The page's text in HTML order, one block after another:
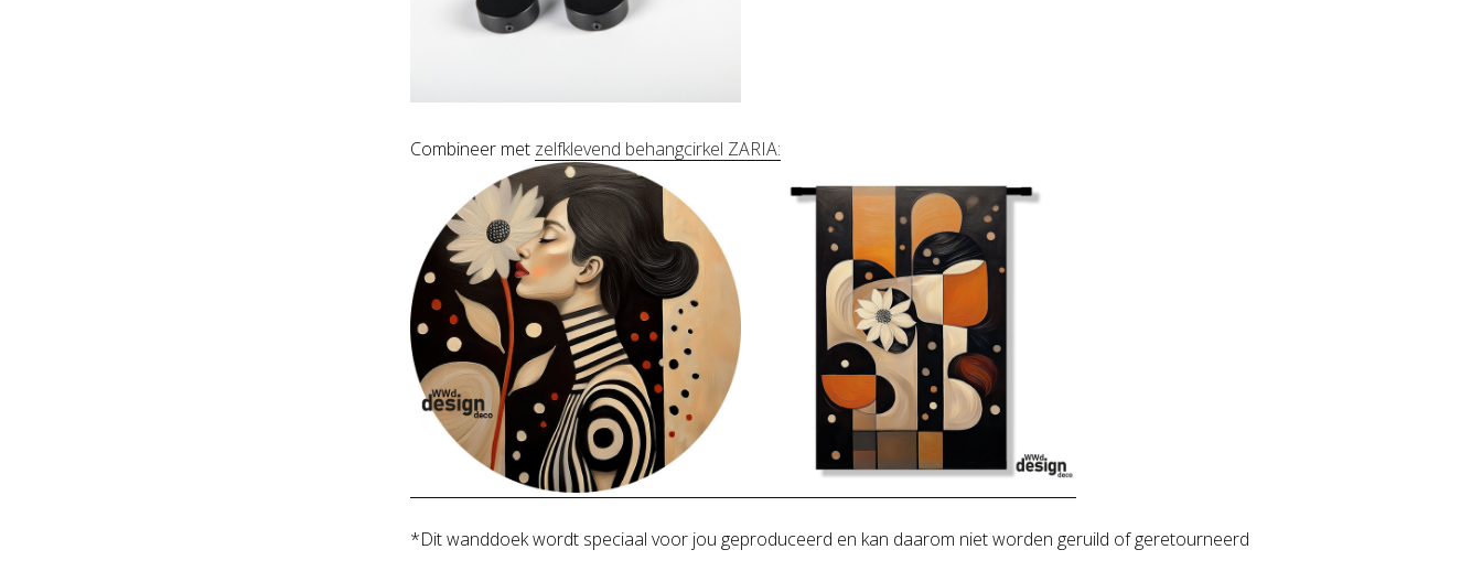
Combineer met zelfklevend behangcirkel ZARIA:
*Dit wanddoek wordt speciaal voor jou geproduceerd en kan daarom niet worden geruild of geretourneerd